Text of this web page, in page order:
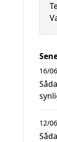
16/
12/